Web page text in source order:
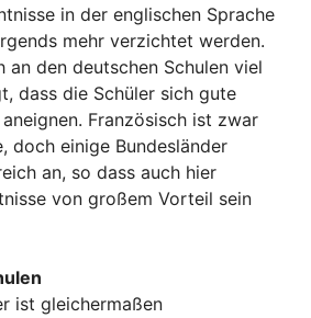
in der englischen Sprache
mehr verzichtet werden.
an den deutschen Schulen viel
dass die Schüler sich gute
Französisch ist zwar
doch einige Bundesländer
an, so dass auch hier
von großem Vorteil sein
ist gleichermaßen